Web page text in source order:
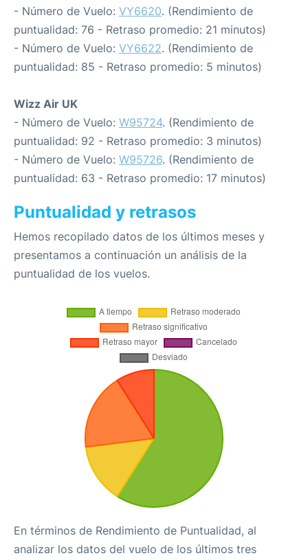
- Número de Vuelo: VY6620. (Rendimiento de
puntualidad: 76 - Retraso promedio: 21 minutos)
- Número de Vuelo: VY6622. (Rendimiento de
puntualidad: 85 - Retraso promedio: 5 minutos)
Wizz Air UK
- Número de Vuelo: W95724. (Rendimiento de
puntualidad: 92 - Retraso promedio: 3 minutos)
- Número de Vuelo: W95726. (Rendimiento de
puntualidad: 63 - Retraso promedio: 17 minutos)
Puntualidad y retrasos
Hemos recopilado datos de los últimos meses y
presentamos a continuación un análisis de la
puntualidad de los vuelos.
En términos de Rendimiento de Puntualidad, al
analizar los datos del vuelo de los últimos tres